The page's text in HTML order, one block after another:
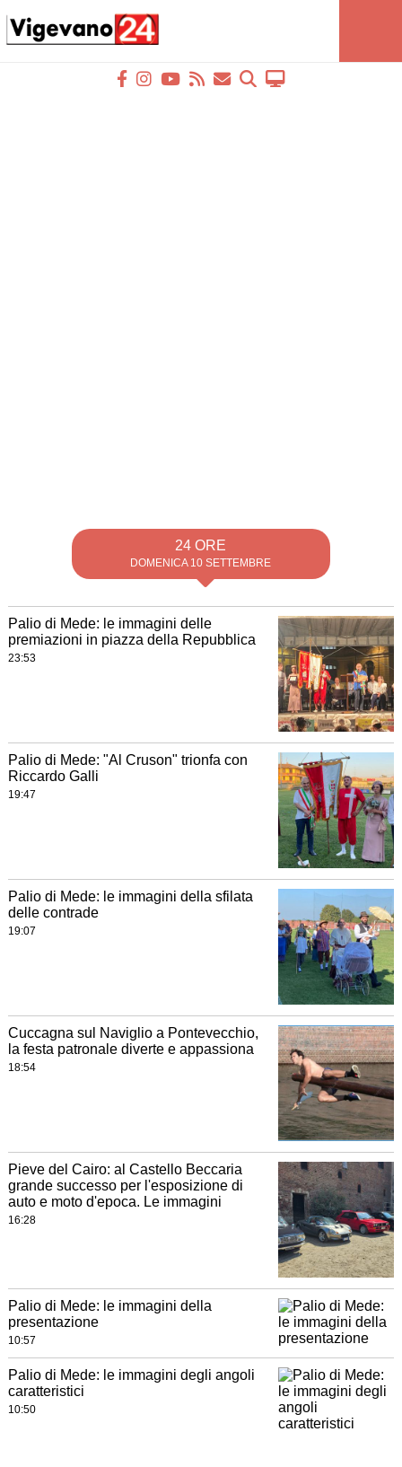
24 ORE
DOMENICA 10 SETTEMBRE
Palio di Mede: le immagini delle
premiazioni in piazza della Repubblica
23:53
Palio di Mede: "Al Cruson" trionfa con
Riccardo Galli
19:47
Palio di Mede: le immagini della sfilata
delle contrade
19:07
Cuccagna sul Naviglio a Pontevecchio,
la festa patronale diverte e appassiona
18:54
Pieve del Cairo: al Castello Beccaria
grande successo per l'esposizione di
auto e moto d'epoca. Le immagini
16:28
Palio di Mede: le immagini della
presentazione
10:57
Palio di Mede: le immagini degli angoli
caratteristici
10:50